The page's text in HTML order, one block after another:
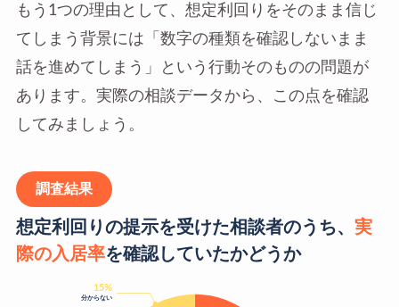
もう1つの理由として、想定利回りをそのまま信じ
てしまう背景には「数字の種類を確認しないまま
話を進めてしまう」という行動そのものの問題が
あります。実際の相談データから、この点を確認
してみましょう。
調査結果
想定利回りの提示を受けた相談者のうち、 実
際の入居率を確認していたかどうか
15%
分からない